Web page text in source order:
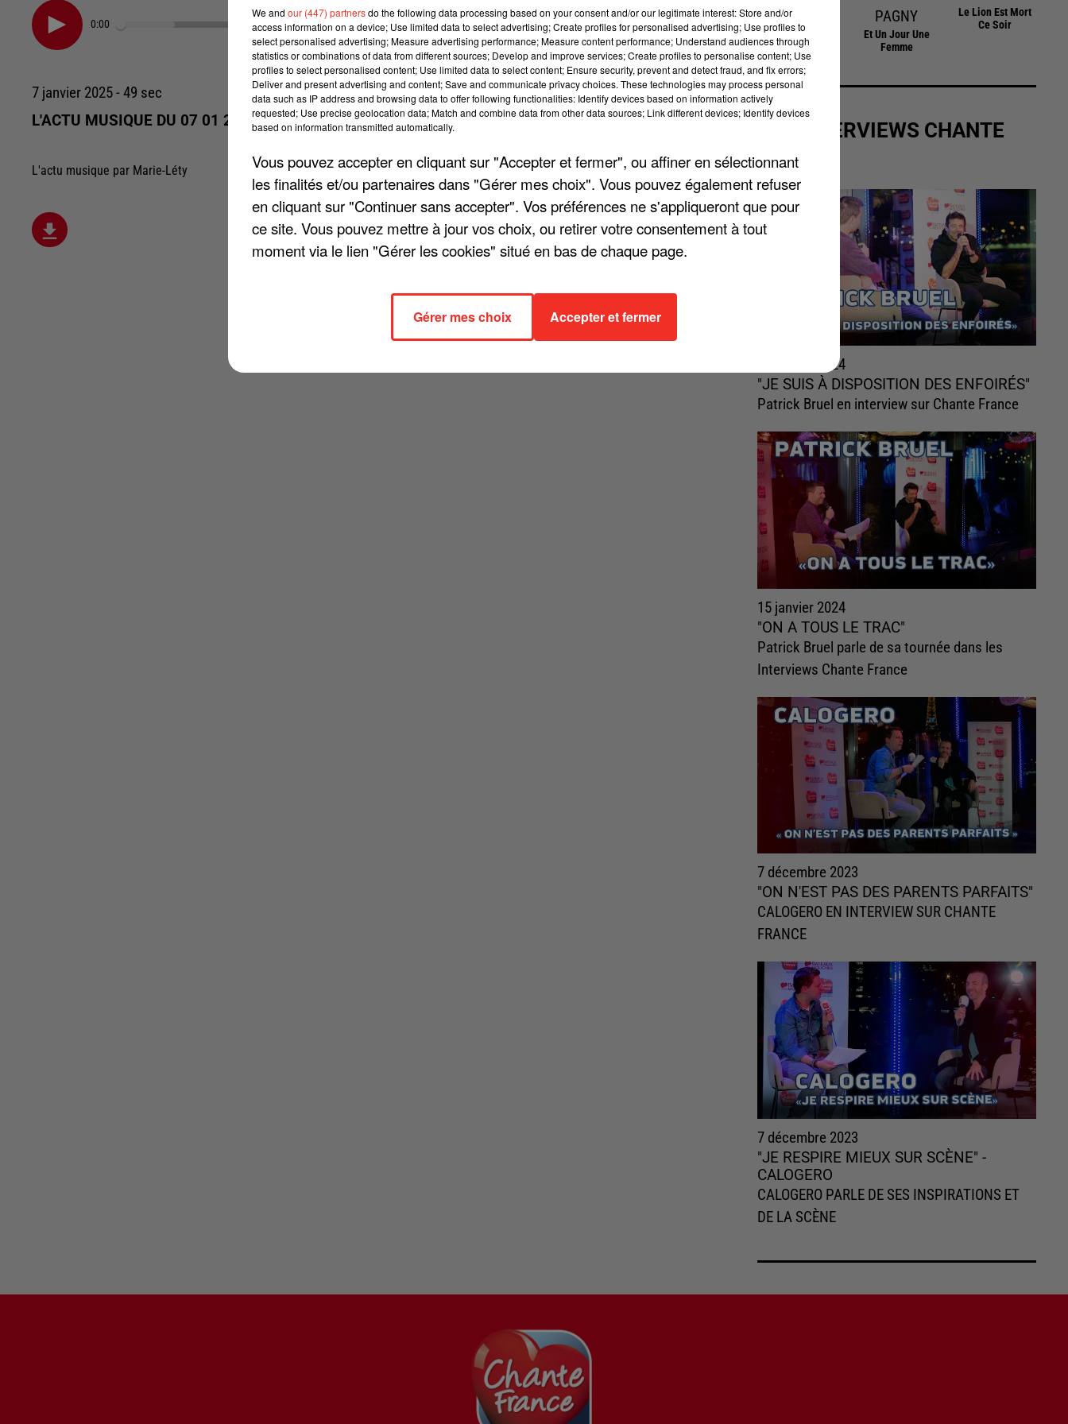
0:00 49 sec
7 janvier 2025 - 49 sec
L'ACTU MUSIQUE DU 07 01 2025
L'actu musique par Marie-Léty
Mourir Sur Scene
PAGNY
Et Un Jour Une
Femme
Le Lion Est Mort
Ce Soir
LES INTERVIEWS CHANTE
FRANCE
15 janvier 2024
"JE SUIS À DISPOSITION DES ENFOIRÉS"
Patrick Bruel en interview sur Chante France
15 janvier 2024
"ON A TOUS LE TRAC"
Patrick Bruel parle de sa tournée dans les
Interviews Chante France
7 décembre 2023
"ON N'EST PAS DES PARENTS PARFAITS"
CALOGERO EN INTERVIEW SUR CHANTE
FRANCE
7 décembre 2023
"JE RESPIRE MIEUX SUR SCÈNE" -
CALOGERO
CALOGERO PARLE DE SES INSPIRATIONS ET
DE LA SCÈNE
We and our (447) partnersdo the following data processing based on your consent and/or our legitimate interest: Store and/or
access information on a device; Use limited data to select advertising; Create profiles for personalised advertising; Use profiles to
select personalised advertising; Measure advertising performance; Measure content performance; Understand audiences through
statistics or combinations of data from different sources; Develop and improve services; Create profiles to personalise content; Use
profiles to select personalised content; Use limited data to select content; Ensure security, prevent and detect fraud, and fix errors;
Deliver and present advertising and content; Save and communicate privacy choices. These technologies may process personal
data such as IP address and browsing data to offer following functionalities: Identify devices based on information actively
requested; Use precise geolocation data; Match and combine data from other data sources; Link different devices; Identify devices
based on information transmitted automatically.
Vous pouvez accepter en cliquant sur "Accepter et fermer", ou affiner en sélectionnant
les finalités et/ou partenaires dans "Gérer mes choix". Vous pouvez également refuser
en cliquant sur "Continuer sans accepter". Vos préférences ne s'appliqueront que pour
ce site. Vous pouvez mettre à jour vos choix, ou retirer votre consentement à tout
moment via le lien "Gérer les cookies" situé en bas de chaque page.
Gérer mes choix Accepter et fermer